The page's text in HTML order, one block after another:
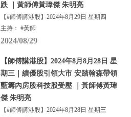
跌 ｜黃師傅黃瑋傑 朱明亮
【#師傅講港股】2024年8月29日 星期四
主持： #黃師
2024/08/29
【師傅講港股】2024年8月8月28日 星
期三｜績優股引領大市 安踏翰森帶領
藍籌內房股科技股受壓 ｜黃師傅黃瑋
傑 朱明亮
【#師傅講港股】2024年8月28日 星期三